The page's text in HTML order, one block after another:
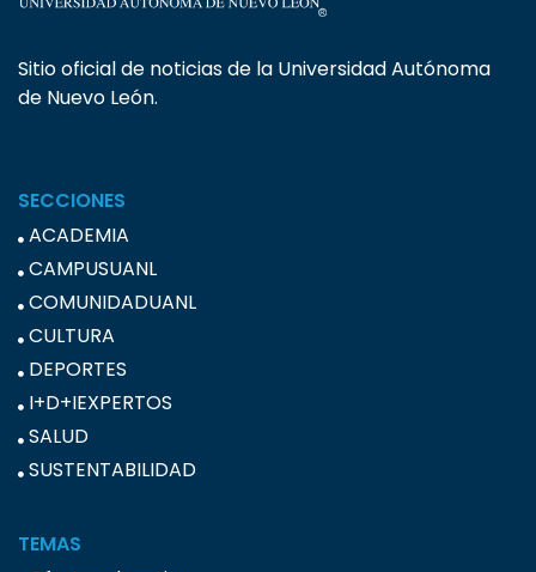
Sitio oficial de noticias de la Universidad Autónoma
de Nuevo León.
SECCIONES
ACADEMIA
CAMPUSUANL
COMUNIDADUANL
CULTURA
DEPORTES
I+D+IEXPERTOS
SALUD
SUSTENTABILIDAD
TEMAS